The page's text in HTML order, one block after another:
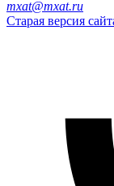
mxat@mxat.ru
Старая версия